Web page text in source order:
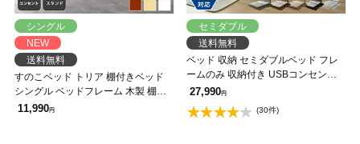
シングル
NEW
送料無料
すのこベッド トリア 棚付きベッド
シングル ベッドフレーム 木製 棚付
き コンセント 低ホルムアルデヒド
11,990円
セミダブル
送料無料
ベッド 収納 セミダブルベッド フレ
ームのみ 収納付き USBコンセント
付き zesto ゼスト セミダブル すのこ
ベッド 引き出し付きベッド zesto 木
製ベッド【AR】【z有料組立】
27,990円
(30件)